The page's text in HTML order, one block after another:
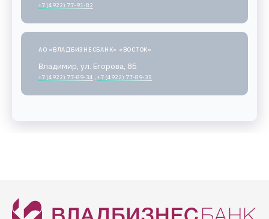
+7 (4922) 77-91-82
АО «ВЛАДБИЗНЕСБАНК» «ВОСТОК»
Владимир, ул. Егорова, 8Б
+7 (4922) 77-89-34 , +7 (4922) 77-89-35